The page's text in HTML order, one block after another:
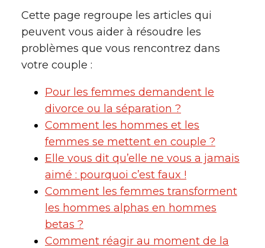
Cette page regroupe les articles qui
peuvent vous aider à résoudre les
problèmes que vous rencontrez dans
votre couple :
Pour les femmes demandent le
divorce ou la séparation ?
Comment les hommes et les
femmes se mettent en couple ?
Elle vous dit qu’elle ne vous a jamais
aimé : pourquoi c’est faux !
Comment les femmes transforment
les hommes alphas en hommes
betas ?
Comment réagir au moment de la